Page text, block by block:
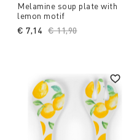
Melamine soup plate with
lemon motif
Price reduced from
€ 11,90to
€ 7,14